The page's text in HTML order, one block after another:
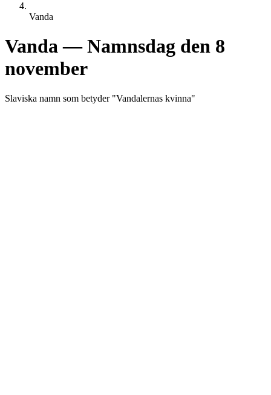
Vanda
Vanda— Namnsdag den 8
november
Slaviska namn som betyder "Vandalernas kvinna"